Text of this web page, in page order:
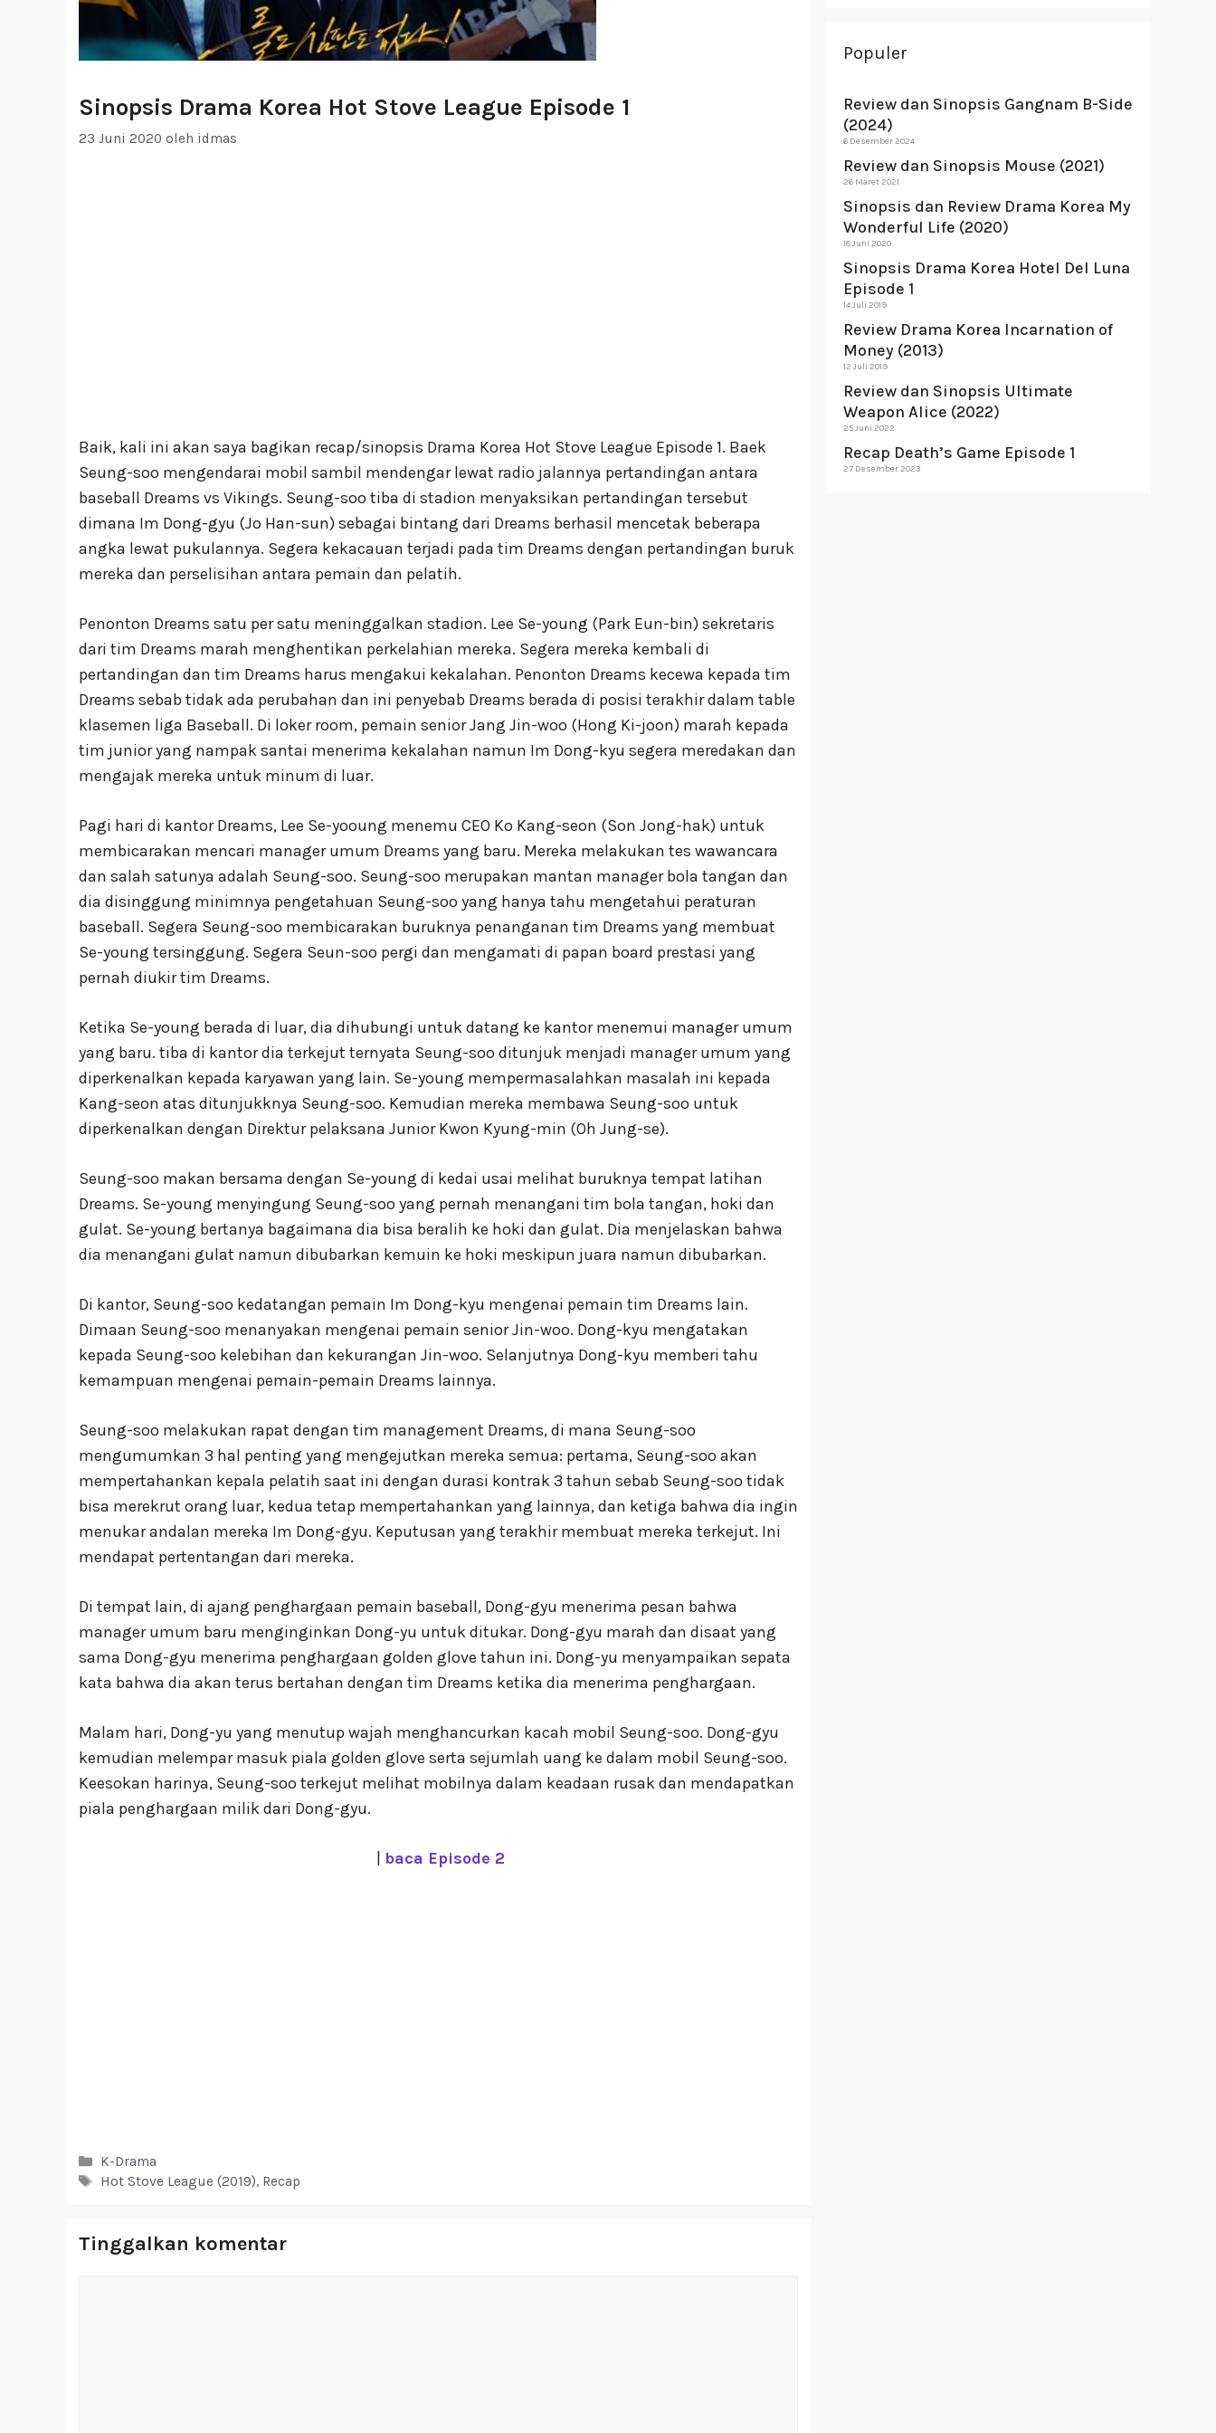
Sinopsis Drama Korea Hot Stove League Episode 1
23 Juni 2020 oleh idmas
Baik, kali ini akan saya bagikan recap/sinopsis Drama Korea Hot Stove League Episode 1. Baek
Seung-soo mengendarai mobil sambil mendengar lewat radio jalannya pertandingan antara
baseball Dreams vs Vikings. Seung-soo tiba di stadion menyaksikan pertandingan tersebut
dimana Im Dong-gyu (Jo Han-sun) sebagai bintang dari Dreams berhasil mencetak beberapa
angka lewat pukulannya. Segera kekacauan terjadi pada tim Dreams dengan pertandingan buruk
mereka dan perselisihan antara pemain dan pelatih.
Penonton Dreams satu per satu meninggalkan stadion. Lee Se-young (Park Eun-bin) sekretaris
dari tim Dreams marah menghentikan perkelahian mereka. Segera mereka kembali di
pertandingan dan tim Dreams harus mengakui kekalahan. Penonton Dreams kecewa kepada tim
Dreams sebab tidak ada perubahan dan ini penyebab Dreams berada di posisi terakhir dalam table
klasemen liga Baseball. Di loker room, pemain senior Jang Jin-woo (Hong Ki-joon) marah kepada
tim junior yang nampak santai menerima kekalahan namun Im Dong-kyu segera meredakan dan
mengajak mereka untuk minum di luar.
Pagi hari di kantor Dreams, Lee Se-yooung menemu CEO Ko Kang-seon (Son Jong-hak) untuk
membicarakan mencari manager umum Dreams yang baru. Mereka melakukan tes wawancara
dan salah satunya adalah Seung-soo. Seung-soo merupakan mantan manager bola tangan dan
dia disinggung minimnya pengetahuan Seung-soo yang hanya tahu mengetahui peraturan
baseball. Segera Seung-soo membicarakan buruknya penanganan tim Dreams yang membuat
Se-young tersinggung. Segera Seun-soo pergi dan mengamati di papan board prestasi yang
pernah diukir tim Dreams.
Ketika Se-young berada di luar, dia dihubungi untuk datang ke kantor menemui manager umum
yang baru. tiba di kantor dia terkejut ternyata Seung-soo ditunjuk menjadi manager umum yang
diperkenalkan kepada karyawan yang lain. Se-young mempermasalahkan masalah ini kepada
Kang-seon atas ditunjukknya Seung-soo. Kemudian mereka membawa Seung-soo untuk
diperkenalkan dengan Direktur pelaksana Junior Kwon Kyung-min (Oh Jung-se).
Seung-soo makan bersama dengan Se-young di kedai usai melihat buruknya tempat latihan
Dreams. Se-young menyingung Seung-soo yang pernah menangani tim bola tangan, hoki dan
gulat. Se-young bertanya bagaimana dia bisa beralih ke hoki dan gulat. Dia menjelaskan bahwa
dia menangani gulat namun dibubarkan kemuin ke hoki meskipun juara namun dibubarkan.
Di kantor, Seung-soo kedatangan pemain Im Dong-kyu mengenai pemain tim Dreams lain.
Dimaan Seung-soo menanyakan mengenai pemain senior Jin-woo. Dong-kyu mengatakan
kepada Seung-soo kelebihan dan kekurangan Jin-woo. Selanjutnya Dong-kyu memberi tahu
kemampuan mengenai pemain-pemain Dreams lainnya.
Seung-soo melakukan rapat dengan tim management Dreams, di mana Seung-soo
mengumumkan 3 hal penting yang mengejutkan mereka semua: pertama, Seung-soo akan
mempertahankan kepala pelatih saat ini dengan durasi kontrak 3 tahun sebab Seung-soo tidak
bisa merekrut orang luar, kedua tetap mempertahankan yang lainnya, dan ketiga bahwa dia ingin
menukar andalan mereka Im Dong-gyu. Keputusan yang terakhir membuat mereka terkejut. Ini
mendapat pertentangan dari mereka.
Di tempat lain, di ajang penghargaan pemain baseball, Dong-gyu menerima pesan bahwa
manager umum baru menginginkan Dong-yu untuk ditukar. Dong-gyu marah dan disaat yang
sama Dong-gyu menerima penghargaan golden glove tahun ini. Dong-yu menyampaikan sepata
kata bahwa dia akan terus bertahan dengan tim Dreams ketika dia menerima penghargaan.
Malam hari, Dong-yu yang menutup wajah menghancurkan kacah mobil Seung-soo. Dong-gyu
kemudian melempar masuk piala golden glove serta sejumlah uang ke dalam mobil Seung-soo.
Keesokan harinya, Seung-soo terkejut melihat mobilnya dalam keadaan rusak dan mendapatkan
piala penghargaan milik dari Dong-gyu.
| baca Episode 2
Kategori
K-Drama
Tag
Hot Stove League (2019), Recap
Tinggalkan komentar
Populer
Review dan Sinopsis Gangnam B-Side
(2024)
6 Desember 2024
Review dan Sinopsis Mouse (2021)
26 Maret 2021
Sinopsis dan Review Drama Korea My
Wonderful Life (2020)
18 Juni 2020
Sinopsis Drama Korea Hotel Del Luna
Episode 1
14 Juli 2019
Review Drama Korea Incarnation of
Money (2013)
12 Juli 2019
Review dan Sinopsis Ultimate
Weapon Alice (2022)
25 Juni 2022
Recap Death’s Game Episode 1
27 Desember 2023